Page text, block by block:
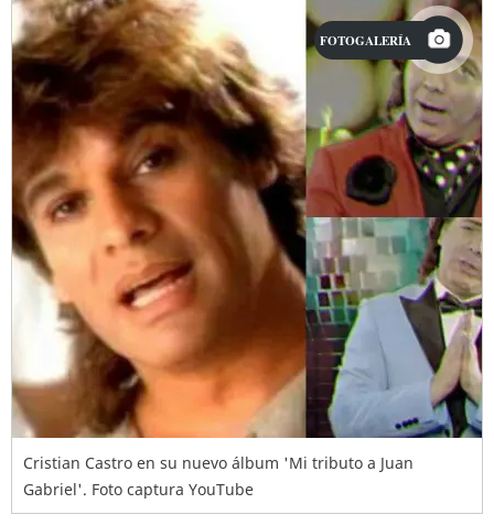
FOTOGALERÍA
Cristian Castro en su nuevo álbum 'Mi tributo a Juan
Gabriel'. Foto captura YouTube